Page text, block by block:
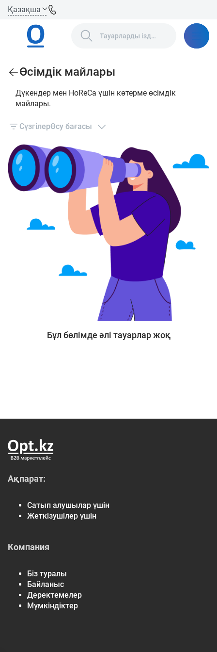
Қазақша
Өсімдік майлары
Дүкендер мен HoReCa үшін көтерме өсімдік
майлары.
СүзгілерӨсу бағасы
Бұл бөлімде әлі тауарлар жоқ
Ақпарат:
Сатып алушылар үшін
Жеткізушілер үшін
Компания
Біз туралы
Байланыс
Деректемелер
Мүмкіндіктер